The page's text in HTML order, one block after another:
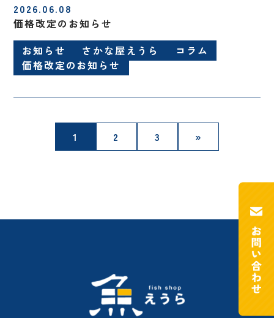
2026.06.08
価格改定のお知らせ
お知らせ
さかな屋えうら
コラム
価格改定のお知らせ
1 2 3 »